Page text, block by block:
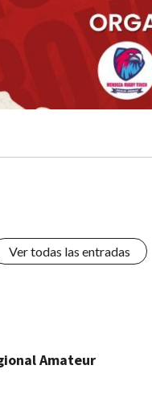
Ver todas las entradas
Amateur